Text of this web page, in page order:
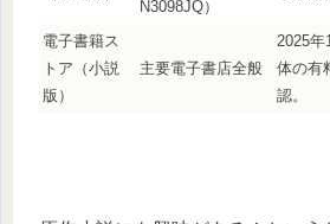
N3098JQ）
電子書籍ス
トア（小説
版）
主要電子書店全般
2025
体の有
認。